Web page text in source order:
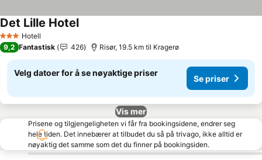
3 StjernerHotell
Det Lille HotelSe priser
9,2 Fantastisk 426 Risør, 19.5 km til Kragerø
Velg datoer for å se nøyaktige priser
Se priser
Vis mer
Prisene og tilgjengeligheten vi får fra bookingsidene, endrer seg
hele tiden. Det innebærer at tilbudet du så på trivago, ikke alltid er
nøyaktig det samme som det du finner på bookingsiden.